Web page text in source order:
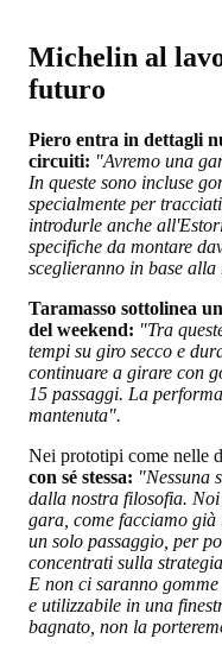
Michelin al
futuro
Piero entra in dettagli
circuiti: "Avremo una
In queste sono incluse
specialmente per
introdurle anche
specifiche da montare
sceglieranno in base alla
Taramasso sottolinea
del weekend: "Tra
tempi su giro secco e
continuare a girare con
15 passaggi. La
mantenuta".
Nei prototipi come nelle
con sé stessa: "Nessuna
dalla nostra filosofia.
gara, come facciamo
un solo passaggio, per
concentrati sulla
E non ci saranno
e utilizzabile in una
bagnato, non la